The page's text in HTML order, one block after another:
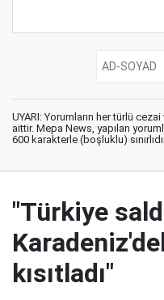
UYARI: Yorumların her türlü
aittir. Mepa News, yapılan
600 karakterle (boşluklu)
"Türkiye
kısıtladı"